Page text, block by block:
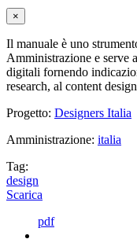
×
Il manuale è uno
Amministrazione e serve
digitali fornendo
research, al content
Progetto: Designers Italia
Amministrazione: italia
Tag:
design
Scarica
pdf